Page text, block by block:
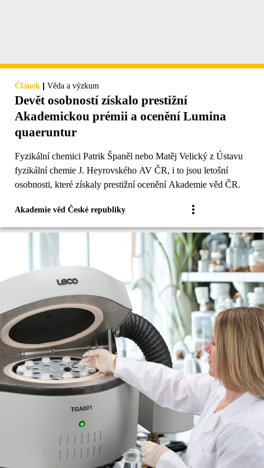
Článek | Věda a výzkum
Devět osobností získalo prestižní
Akademickou prémii a ocenění Lumina
quaeruntur
Fyzikální chemici Patrik Španěl nebo Matěj Velický z Ústavu
fyzikální chemie J. Heyrovského AV ČR, i to jsou letošní
osobnosti, které získaly prestižní ocenění Akademie věd ČR.
Akademie věd České republiky